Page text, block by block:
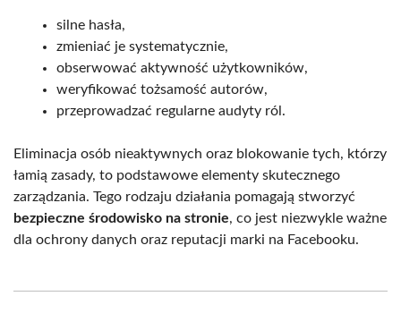
silne hasła,
zmieniać je systematycznie,
obserwować aktywność użytkowników,
weryfikować tożsamość autorów,
przeprowadzać regularne audyty ról.
Eliminacja osób nieaktywnych oraz blokowanie tych, którzy
łamią zasady, to podstawowe elementy skutecznego
zarządzania. Tego rodzaju działania pomagają stworzyć
bezpieczne środowisko na stronie, co jest niezwykle ważne
dla ochrony danych oraz reputacji marki na Facebooku.